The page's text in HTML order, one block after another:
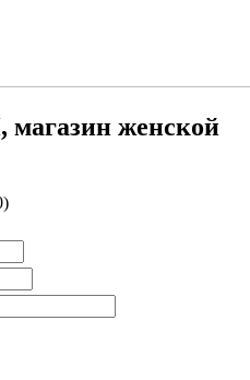
женской